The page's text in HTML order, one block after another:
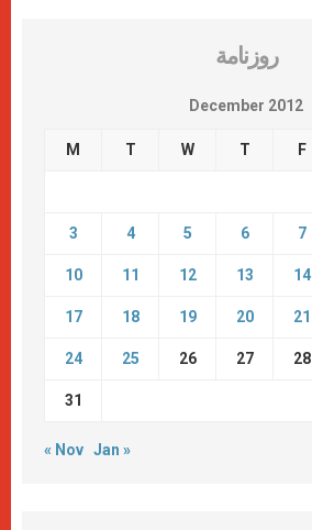
روزنامة
December 2012
M T W T F
3 4 5 6 7
10 11 12 13 14
17 18 19 20 21
24 25 26 27 28
31
« Nov Jan »